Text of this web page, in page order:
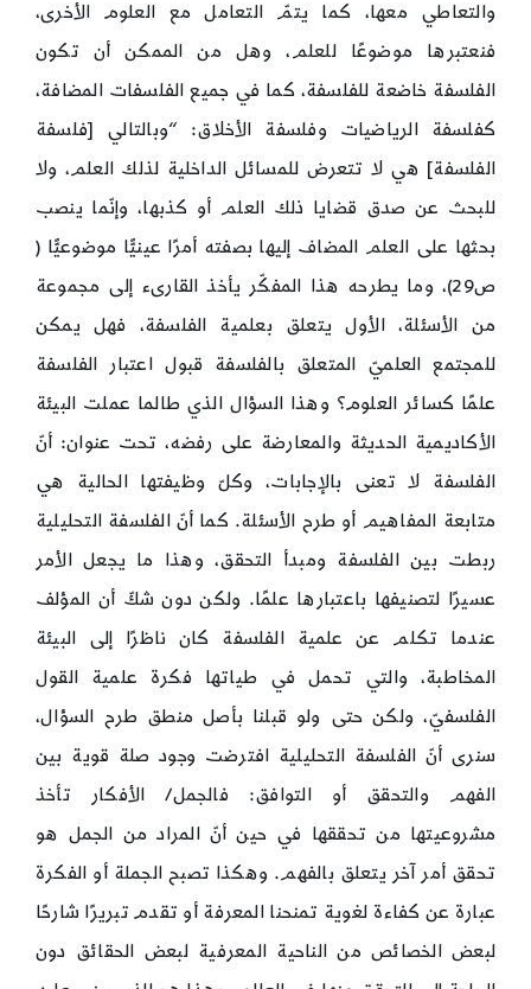
والتعاطي معها، كما يتمّ التعامل مع العلوم الأخرى،
فنعتبرها موضوعًا للعلم، وهل من الممكن أن تكون
الفلسفة خاضعة للفلسفة، كما في جميع الفلسفات المضافة،
كفلسفة الرياضيات وفلسفة الأخلاق: “وبالتالي [فلسفة
الفلسفة] هي لا تتعرض للمسائل الداخلية لذلك العلم، ولا
للبحث عن صدق قضايا ذلك العلم أو كذبها، وإنّما ينصب
بحثها على العلم المضاف إليها بصفته أمرًا عينيًّا موضوعيًّا (
ص29)، وما يطرحه هذا المفكّر يأخذ القارىء إلى مجموعة
من الأسئلة، الأول يتعلق بعلمية الفلسفة، فهل يمكن
للمجتمع العلميّ المتعلق بالفلسفة قبول اعتبار الفلسفة
علمًا كسائر العلوم؟ وهذا السؤال الذي طالما عملت البيئة
الأكاديمية الحديثة والمعارضة على رفضه، تحت عنوان: أنّ
الفلسفة لا تعنى بالإجابات، وكلّ وظيفتها الحالية هي
متابعة المفاهيم أو طرح الأسئلة. كما أنّ الفلسفة التحليلية
ربطت بين الفلسفة ومبدأ التحقق، وهذا ما يجعل الأمر
عسيرًا لتصنيفها باعتبارها علمًا. ولكن دون شكّ أن المؤلف
عندما تكلم عن علمية الفلسفة كان ناظرًا إلى البيئة
المخاطبة، والتي تحمل في طياتها فكرة علمية القول
الفلسفيّ، ولكن حتى ولو قبلنا بأصل منطق طرح السؤال،
سنرى أنّ الفلسفة التحليلية افترضت وجود صلة قوية بين
الفهم والتحقق أو التوافق: فالجمل/ الأفكار تأخذ
مشروعيتها من تحققها في حين أنّ المراد من الجمل هو
تحقق أمر آخر يتعلق بالفهم. وهكذا تصبح الجملة أو الفكرة
عبارة عن كفاءة لغوية تمنحنا المعرفة أو تقدم تبريرًا شارحًا
لبعض الخصائص من الناحية المعرفية لبعض الحقائق دون